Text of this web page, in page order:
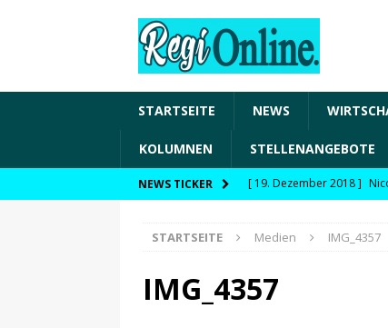
STARTSEITE NEWS
KOLUMNEN STELLENANGEBOTE
NEWS TICKER [ 19. Dezember 2018 ]
WIRTSCHAFT
[ 19. Dezember 2018 ]
STARTSEITE Medien IMG_4357
IMG_4357